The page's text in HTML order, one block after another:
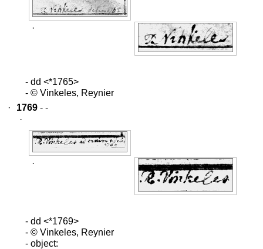
·
- dd <*1765>
- © Vinkeles, Reynier
·
1769 - -
·
·
- dd <*1769>
- © Vinkeles, Reynier
- object: